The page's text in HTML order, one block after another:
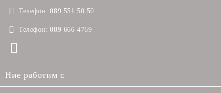
Телефон: 089 551 50 50
Телефон: 089 666 4769
Ние работим с